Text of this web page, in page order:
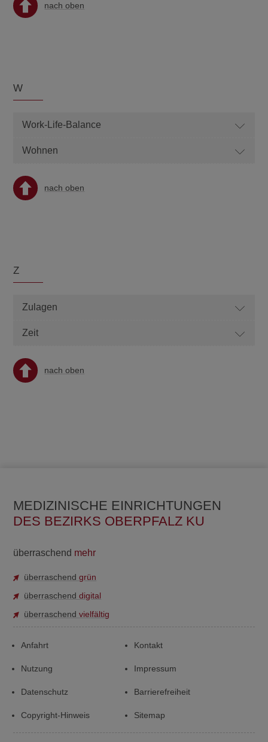
nach oben
W
Work-Life-Balance
Wohnen
nach oben
Z
Zulagen
Zeit
nach oben
MEDIZINISCHE EINRICHTUNGEN
DES BEZIRKS OBERPFALZ KU
überraschend mehr
überraschendgrün
überraschenddigital
überraschendvielfältig
Anfahrt Kontakt
Nutzung Impressum
Datenschutz Barrierefreiheit
Copyright-Hinweis Sitemap